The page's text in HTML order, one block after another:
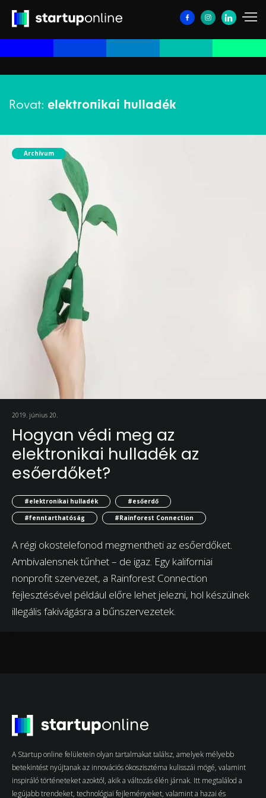
Rovat: elektronikai hulladék
Archívum
2019. június 20.
Hogyan védi meg az
elektronikai hulladék az
esőerdőket?
#elektronikai hulladék
#esőerdő
#fenntarthatóság
#Rainforest Connection
A régi okostelefonod megmentheti az esőerdőket.
Ambivalensnek tűnhet – de igaz. Egy kaliforniai
nonprofit szervezet, a Rainforest Connection
fejlesztésével például előre lehet jelezni, hol készülnek
illegális fakivágásra a bűnszervezetek.
A Startup online felületein olyan tartalmakat találsz, amelyek mélyebb
betekintést nyújtanak az innovációs ökoszisztéma kulisszái mögé, valamint
inspiráló történeteket azoktól, akik a változás élén járnak. Itt megtalálod a
legújabb trendeket, technológiai fejleményeket, valamint a hazai és